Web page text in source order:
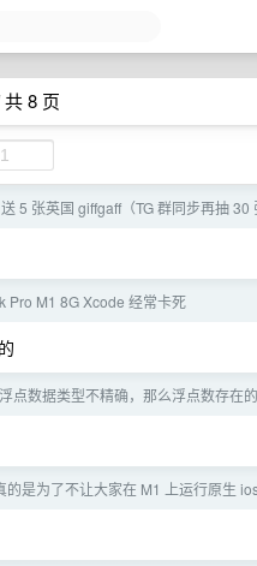
8 页
5 张英国 giffgaff（TG 群同步再抽 30
Pro M1 8G Xcode 经常卡死
点数据类型不精确，那么浮点数存在
的是为了不让大家在 M1 上运行原生